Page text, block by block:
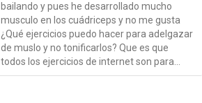
bailando y pues he desarrollado mucho
musculo en los cuádriceps y no me gusta
¿Qué ejercicios puedo hacer para adelgazar
de muslo y no tonificarlos? Que es que
todos los ejercicios de internet son para...